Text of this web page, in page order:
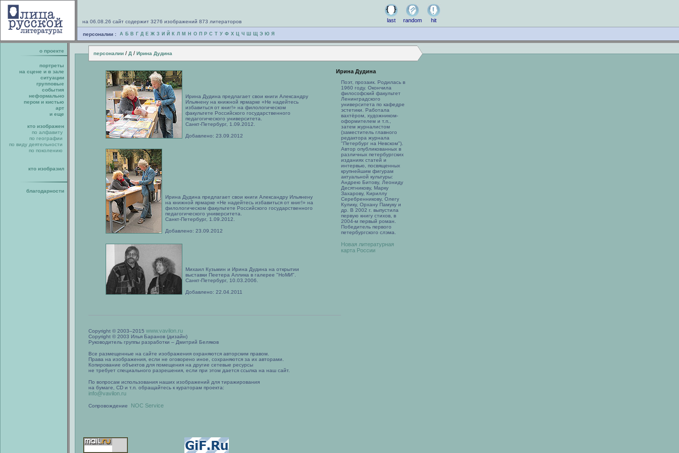
на 06.08.26 сайт содержит 3276 изображений 873 литераторов last random hit
персоналии : А Б В Г Д Е Ж З И Й К Л М Н О П Р С Т У Ф Х Ц Ч Ш Щ Э Ю Я
о проекте персоналии / Д / Ирина Дудина
портреты
на сцене и в зале
ситуации
групповые
события
неформально
пером и кистью
арт
и еще
кто изображен
по алфавиту
по географии
по виду деятельности
по поколению
кто изобразил
благодарности
Ирина Дудина предлагает свои книги Александру
Ильянену на книжной ярмарке «Не надейтесь
избавиться от книг!» на филологическом
факультете Российского государственного
педагогического университета.
Санкт-Петербург, 1.09.2012.
Добавлено: 23.09.2012
Ирина Дудина предлагает свои книги Александру Ильянену
на книжной ярмарке «Не надейтесь избавиться от книг!» на
филологическом факультете Российского государственного
педагогического университета.
Санкт-Петербург, 1.09.2012.
Добавлено: 23.09.2012
Михаил Кузьмин и Ирина Дудина на открытии
выставки Пеетера Аллика в галерее "НоМИ".
Санкт-Петербург, 10.03.2006.
Добавлено: 22.04.2011
Ирина Дудина
Поэт, прозаик. Родилась в
1960 году. Окончила
философский факультет
Ленинградского
университета по кафедре
эстетики. Работала
вахтёром, художником-
оформителем и т.п.,
затем журналистом
(заместитель главного
редактора журнала
"Петербург на Невском").
Автор опубликованных в
различных петербургских
изданиях статей и
интервью, посвященных
крупнейшим фигурам
актуальной культуры:
Андрею Битову, Леониду
Десятникову, Марку
Захарову, Кириллу
Серебренникову, Олегу
Кулику, Орхану Памуку и
др. В 2002 г. выпустила
первую книгу стихов, в
2004-м первый роман.
Победитель первого
петербургского слэма.
Новая литературная
карта России
Copyright © 2003–2015 www.vavilon.ru
Copyright © 2003 Илья Баранов (дизайн)
Руководитель группы разработки – Дмитрий Беляков
Все размещенные на сайте изображения охраняются авторским правом.
Права на изображения, если не оговорено иное, сохраняются за их авторами.
Копирование объектов для помещения на другие сетевые ресурсы
не требует специального разрешения, если при этом дается ссылка на наш сайт.
По вопросам использования наших изображений для тиражирования
на бумаге, CD и т.п. обращайтесь к кураторам проекта:
info@vavilon.ru
Сопровождение NOC Service